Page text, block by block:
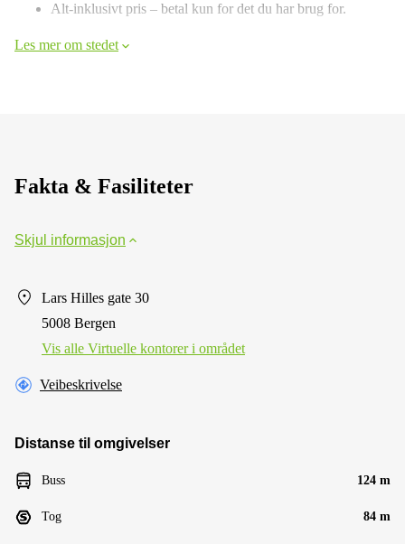
Alt-inklusivt pris – betal kun for det du har brug for.
Les mer om stedet
Fakta & Fasiliteter
Skjul informasjon
Lars Hilles gate 30
5008 Bergen
Vis alle Virtuelle kontorer i området
Veibeskrivelse
Distanse til omgivelser
Buss 124 m
Tog 84 m